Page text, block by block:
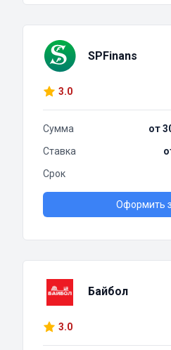
SPFinans
3.0
Сумма
от
Ставка
Срок
Оформить
Байбол
3.0